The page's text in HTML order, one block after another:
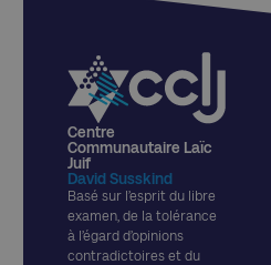
Centre
Communautaire Laïc
Juif
David Susskind
Basé sur l’esprit du libre
examen, de la tolérance
à l’égard d’opinions
contradictoires et du